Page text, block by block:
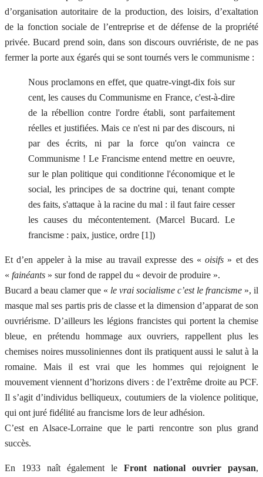
d’organisation autoritaire de la production, des loisirs, d’exaltation
de la fonction sociale de l’entreprise et de défense de la propriété
privée. Bucard prend soin, dans son discours ouvriériste, de ne pas
fermer la porte aux égarés qui se sont tournés vers le communisme :
Nous proclamons en effet, que quatre-vingt-dix fois sur
cent, les causes du Communisme en France, c'est-à-dire
de la rébellion contre l'ordre établi, sont parfaitement
réelles et justifiées. Mais ce n'est ni par des discours, ni
par des écrits, ni par la force qu'on vaincra ce
Communisme ! Le Francisme entend mettre en oeuvre,
sur le plan politique qui conditionne l'économique et le
social, les principes de sa doctrine qui, tenant compte
des faits, s'attaque à la racine du mal : il faut faire cesser
les causes du mécontentement. (Marcel Bucard. Le
francisme : paix, justice, ordre [1])
Et d’en appeler à la mise au travail expresse des «oisifs » et des
« fainéants » sur fond de rappel du « devoir de produire ».
Bucard a beau clamer que « le vrai socialisme c’est le francisme », il
masque mal ses partis pris de classe et la dimension d’apparat de son
ouvriérisme. D’ailleurs les légions francistes qui portent la chemise
bleue, en prétendu hommage aux ouvriers, rappellent plus les
chemises noires mussoliniennes dont ils pratiquent aussi le salut à la
romaine. Mais il est vrai que les hommes qui rejoignent le
mouvement viennent d’horizons divers : de l’extrême droite au PCF.
Il s’agit d’individus belliqueux, coutumiers de la violence politique,
qui ont juré fidélité au francisme lors de leur adhésion.
C’est en Alsace-Lorraine que le parti rencontre son plus grand
succès.
En 1933 naît également le Front national ouvrier paysan,